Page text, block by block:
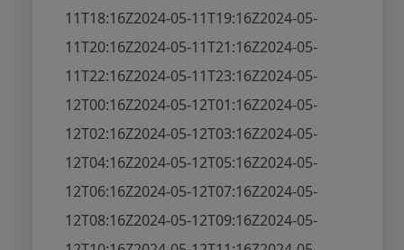
11T18:16Z2024-05-11T19:16Z2024-05-
11T20:16Z2024-05-11T21:16Z2024-05-
11T22:16Z2024-05-11T23:16Z2024-05-
12T00:16Z2024-05-12T01:16Z2024-05-
12T02:16Z2024-05-12T03:16Z2024-05-
12T04:16Z2024-05-12T05:16Z2024-05-
12T06:16Z2024-05-12T07:16Z2024-05-
12T08:16Z2024-05-12T09:16Z2024-05-